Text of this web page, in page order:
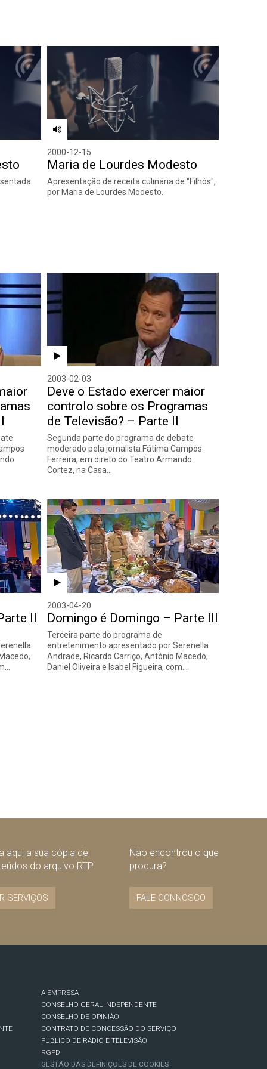
2000-12-15
Maria de Lourdes Modesto
Apresentação de receita culinária de "Filhós",
por Maria de Lourdes Modesto.
2003-02-03
Deve o Estado exercer maior
controlo sobre os Programas
de Televisão? – Parte II
Segunda parte do programa de debate
moderado pela jornalista Fátima Campos
Ferreira, em direto do Teatro Armando
Cortez, na Casa…
II
2003-04-20
Domingo é Domingo – Parte III
Terceira parte do programa de
entretenimento apresentado por Serenella
Andrade, Ricardo Carriço, António Macedo,
Daniel Oliveira e Isabel Figueira, com…
aqui a sua cópia de
do arquivo RTP
SERVIÇOS
Não encontrou o que
procura?
FALE CONNOSCO
A EMPRESA
CONSELHO GERAL INDEPENDENTE
CONSELHO DE OPINIÃO
CONTRATO DE CONCESSÃO DO SERVIÇO
PÚBLICO DE RÁDIO E TELEVISÃO
RGPD
GESTÃO DAS DEFINIÇÕES DE COOKIES